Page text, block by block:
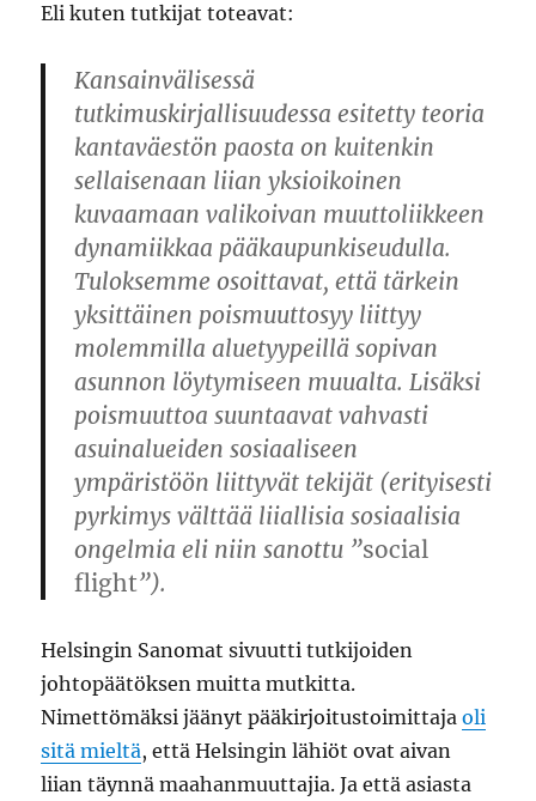
Eli kuten tutkijat toteavat:
Kansainvälisessä
tutkimuskirjallisuudessa esitetty teoria
kantaväestön paosta on kuitenkin
sellaisenaan liian yksioikoinen
kuvaamaan valikoivan muuttoliikkeen
dynamiikkaa pääkaupunkiseudulla.
Tuloksemme osoittavat, että tärkein
yksittäinen poismuuttosyy liittyy
molemmilla aluetyypeillä sopivan
asunnon löytymiseen muualta. Lisäksi
poismuuttoa suuntaavat vahvasti
asuinalueiden sosiaaliseen
ympäristöön liittyvät tekijät (erityisesti
pyrkimys välttää liiallisia sosiaalisia
ongelmia eli niin sanottu ”social
flight”).
Helsingin Sanomat sivuutti tutkijoiden
johtopäätöksen muitta mutkitta.
Nimettömäksi jäänyt pääkirjoitustoimittajaoli
sitä mieltä, että Helsingin lähiöt ovat aivan
liian täynnä maahanmuuttajia. Ja että asiasta